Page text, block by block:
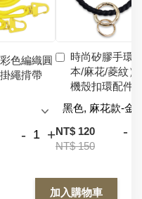
色編織圓
繩揹帶
- +
時尚矽膠手環
本/麻花/菱紋）
機殼扣環配件
NT$ 120
NT$ 150
-
加入購物車